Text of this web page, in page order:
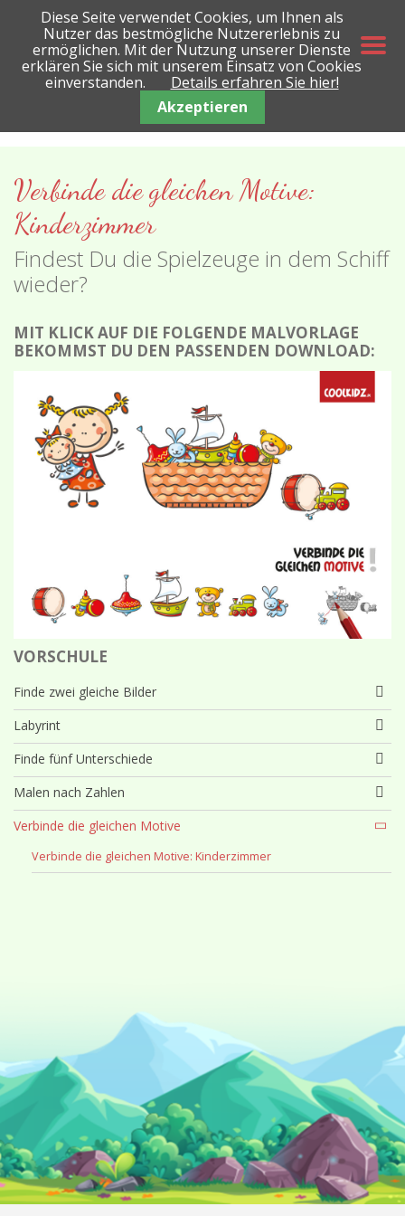
Verbinde die gleichen Motive:
Kinderzimmer
Findest Du die Spielzeuge in dem Schiff
wieder?
MIT KLICK AUF DIE FOLGENDE MALVORLAGE
BEKOMMST DU DEN PASSENDEN DOWNLOAD:
VORSCHULE
Finde zwei gleiche Bilder
Labyrint
Finde fünf Unterschiede
Malen nach Zahlen
Verbinde die gleichen Motive
Verbinde die gleichen Motive: Kinderzimmer
Diese Seite verwendet Cookies, um Ihnen als
Nutzer das bestmögliche Nutzererlebnis zu
ermöglichen. Mit der Nutzung unserer Dienste
erklären Sie sich mit unserem Einsatz von Cookies
einverstanden.
Details erfahren Sie hier!
Akzeptieren